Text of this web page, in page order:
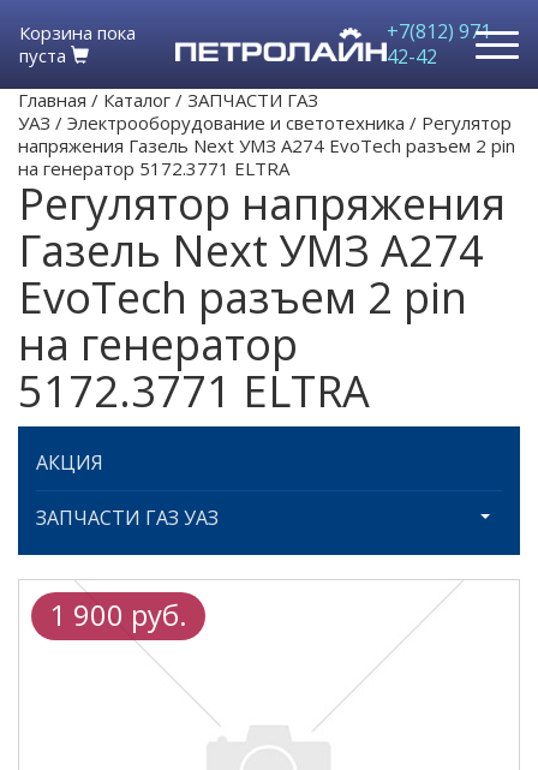
Корзина пока
пуста
+7(812) 971-
42-42
Главная / Каталог / ЗАПЧАСТИ ГАЗ
УАЗ / Электрооборудование и светотехника / Регулятор
напряжения Газель Next УМЗ А274 EvoTech разъем 2 pin
на генератор 5172.3771 ELTRA
Регулятор напряжения
Газель Next УМЗ А274
EvoTech разъем 2 pin
на генератор
5172.3771 ELTRA
АКЦИЯ
ЗАПЧАСТИ ГАЗ УАЗ
1 900 руб.